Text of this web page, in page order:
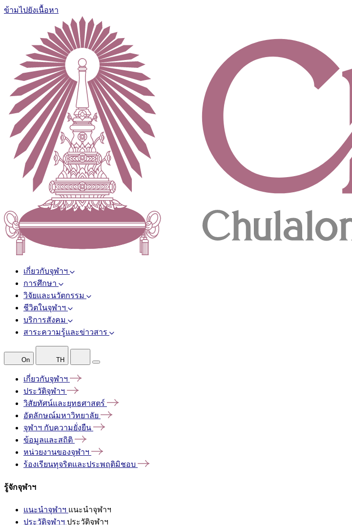
ข้ามไปยังเนื้อหา
เกี่ยวกับจุฬาฯ
การศึกษา
วิจัยและนวัตกรรม
ชีวิตในจุฬาฯ
บริการสังคม
สาระความรู้และข่าวสาร
On TH
เกี่ยวกับจุฬาฯ
ประวัติจุฬาฯ
วิสัยทัศน์และยุทธศาสตร์
อัตลักษณ์มหาวิทยาลัย
จุฬาฯ กับความยั่งยืน
ข้อมูลและสถิติ
หน่วยงานของจุฬาฯ
ร้องเรียนทุจริตและประพฤติมิชอบ
รู้จักจุฬาฯ
แนะนำจุฬาฯ แนะนำจุฬาฯ
ประวัติจุฬาฯ ประวัติจุฬาฯ